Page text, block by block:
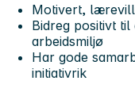
Motivert,
Bidreg positivt
arbeidsmiljø
Har gode
initiativrik